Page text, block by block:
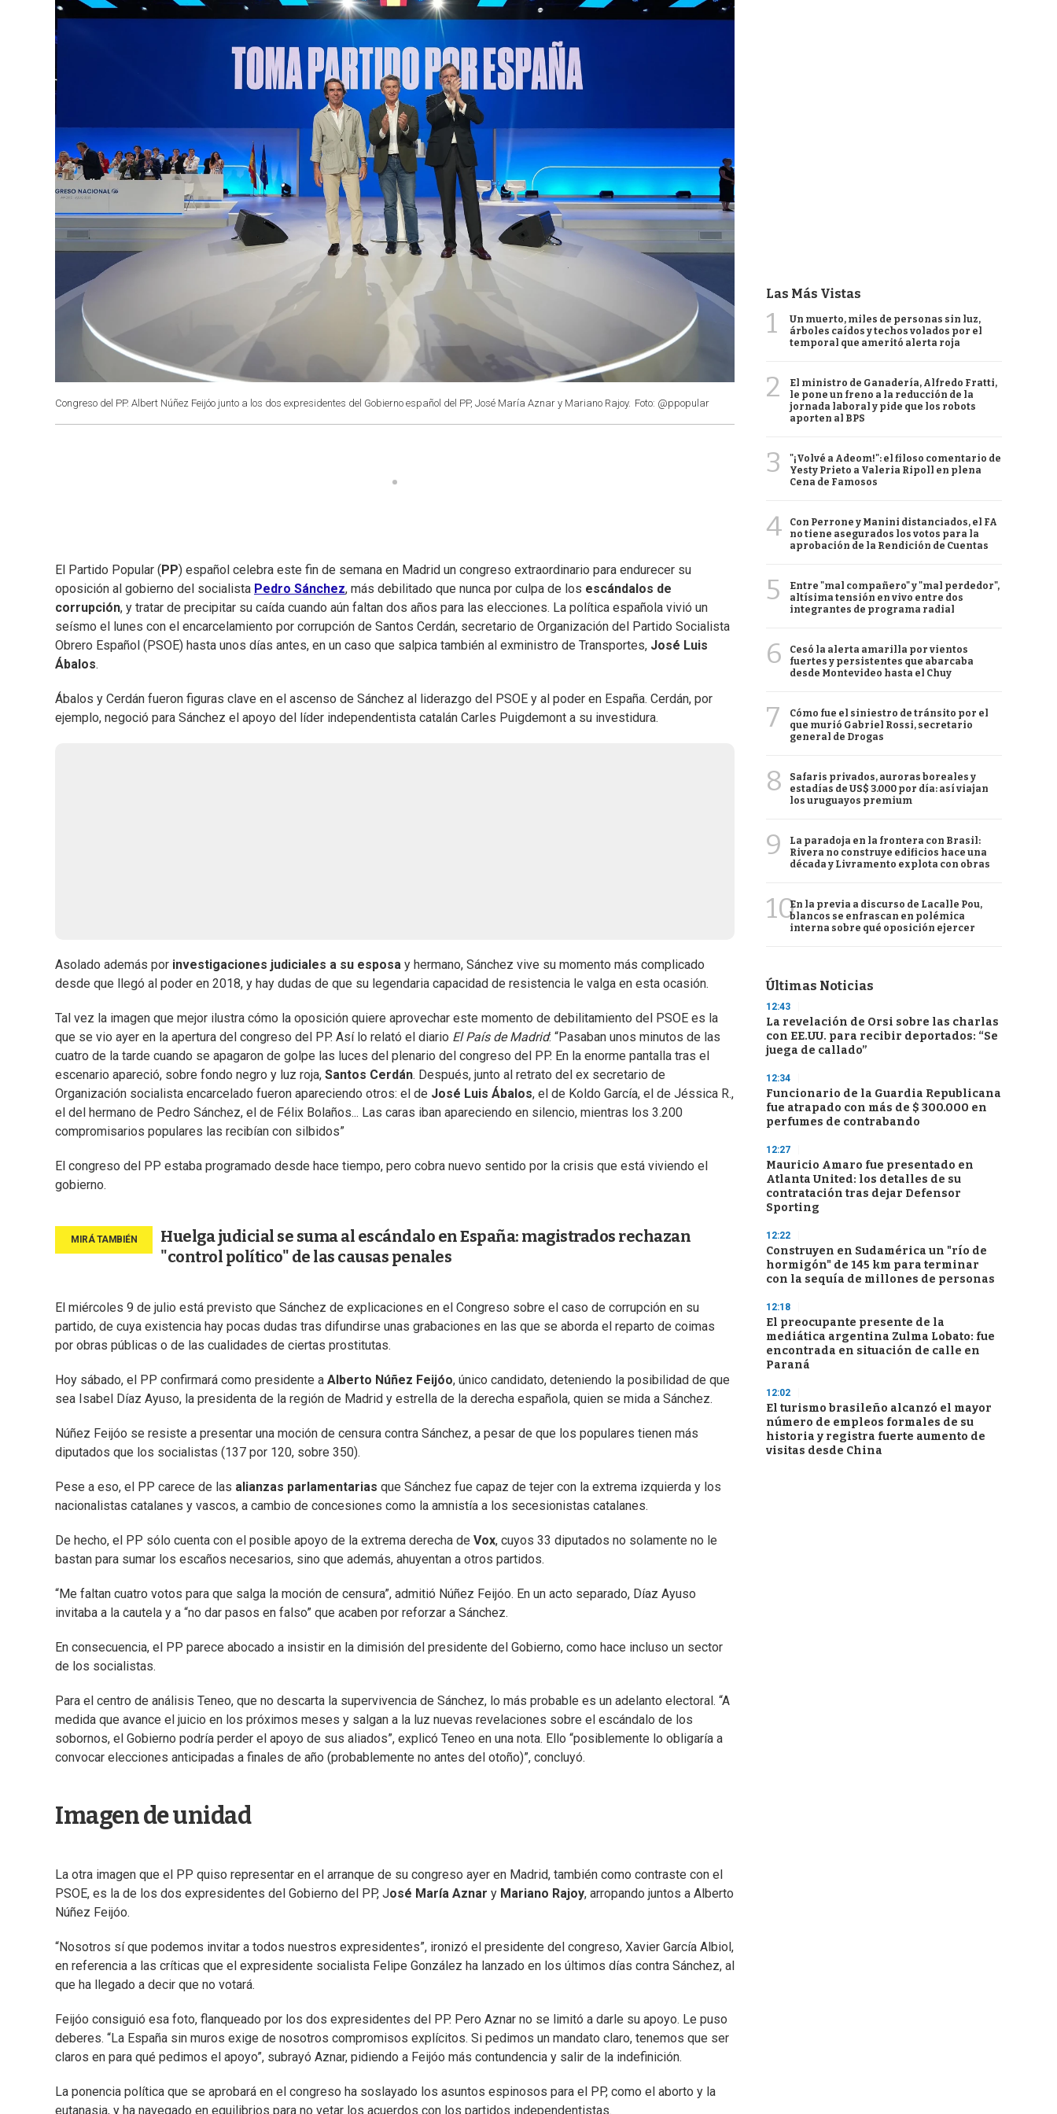
Congreso del PP. Albert Núñez Feijóo junto a los dos expresidentes del Gobierno español del PP, José María Aznar y Mariano Rajoy. Foto: @ppopular
El Partido Popular ( PP) español celebra este fin de semana en Madrid un congreso extraordinario para endurecer su
oposición al gobierno del socialista Pedro Sánchez, más debilitado que nunca por culpa de los escándalos de
corrupción, y tratar de precipitar su caída cuando aún faltan dos años para las elecciones. La política española vivió un
seísmo el lunes con el encarcelamiento por corrupción de Santos Cerdán, secretario de Organización del Partido Socialista
Obrero Español (PSOE) hasta unos días antes, en un caso que salpica también al exministro de Transportes, José Luis
Ábalos.
Ábalos y Cerdán fueron figuras clave en el ascenso de Sánchez al liderazgo del PSOE y al poder en España. Cerdán, por
ejemplo, negoció para Sánchez el apoyo del líder independentista catalán Carles Puigdemont a su investidura.
Asolado además por investigaciones judiciales a su esposa y hermano, Sánchez vive su momento más complicado
desde que llegó al poder en 2018, y hay dudas de que su legendaria capacidad de resistencia le valga en esta ocasión.
Tal vez la imagen que mejor ilustra cómo la oposición quiere aprovechar este momento de debilitamiento del PSOE es la
que se vio ayer en la apertura del congreso del PP. Así lo relató el diario El País de Madrid: “Pasaban unos minutos de las
cuatro de la tarde cuando se apagaron de golpe las luces del plenario del congreso del PP. En la enorme pantalla tras el
escenario apareció, sobre fondo negro y luz roja, Santos Cerdán. Después, junto al retrato del ex secretario de
Organización socialista encarcelado fueron apareciendo otros: el de José Luis Ábalos, el de Koldo García, el de Jéssica R.,
el del hermano de Pedro Sánchez, el de Félix Bolaños... Las caras iban apareciendo en silencio, mientras los 3.200
compromisarios populares las recibían con silbidos”
El congreso del PP estaba programado desde hace tiempo, pero cobra nuevo sentido por la crisis que está viviendo el
gobierno.
Huelga judicial se suma al escándalo en España: magistrados rechazan
"control político" de las causas penales
El miércoles 9 de julio está previsto que Sánchez de explicaciones en el Congreso sobre el caso de corrupción en su
partido, de cuya existencia hay pocas dudas tras difundirse unas grabaciones en las que se aborda el reparto de coimas
por obras públicas o de las cualidades de ciertas prostitutas.
Hoy sábado, el PP confirmará como presidente a Alberto Núñez Feijóo, único candidato, deteniendo la posibilidad de que
sea Isabel Díaz Ayuso, la presidenta de la región de Madrid y estrella de la derecha española, quien se mida a Sánchez.
Núñez Feijóo se resiste a presentar una moción de censura contra Sánchez, a pesar de que los populares tienen más
diputados que los socialistas (137 por 120, sobre 350).
Pese a eso, el PP carece de las alianzas parlamentarias que Sánchez fue capaz de tejer con la extrema izquierda y los
nacionalistas catalanes y vascos, a cambio de concesiones como la amnistía a los secesionistas catalanes.
De hecho, el PP sólo cuenta con el posible apoyo de la extrema derecha de Vox, cuyos 33 diputados no solamente no le
bastan para sumar los escaños necesarios, sino que además, ahuyentan a otros partidos.
“Me faltan cuatro votos para que salga la moción de censura”, admitió Núñez Feijóo. En un acto separado, Díaz Ayuso
invitaba a la cautela y a “no dar pasos en falso” que acaben por reforzar a Sánchez.
En consecuencia, el PP parece abocado a insistir en la dimisión del presidente del Gobierno, como hace incluso un sector
de los socialistas.
Para el centro de análisis Teneo, que no descarta la supervivencia de Sánchez, lo más probable es un adelanto electoral. “A
medida que avance el juicio en los próximos meses y salgan a la luz nuevas revelaciones sobre el escándalo de los
sobornos, el Gobierno podría perder el apoyo de sus aliados”, explicó Teneo en una nota. Ello “posiblemente lo obligaría a
convocar elecciones anticipadas a finales de año (probablemente no antes del otoño)”, concluyó.
Imagen de unidad
La otra imagen que el PP quiso representar en el arranque de su congreso ayer en Madrid, también como contraste con el
PSOE, es la de los dos expresidentes del Gobierno del PP, José María Aznar y Mariano Rajoy, arropando juntos a Alberto
Núñez Feijóo.
“Nosotros sí que podemos invitar a todos nuestros expresidentes”, ironizó el presidente del congreso, Xavier García Albiol,
en referencia a las críticas que el expresidente socialista Felipe González ha lanzado en los últimos días contra Sánchez, al
que ha llegado a decir que no votará.
Feijóo consiguió esa foto, flanqueado por los dos expresidentes del PP. Pero Aznar no se limitó a darle su apoyo. Le puso
deberes. “La España sin muros exige de nosotros compromisos explícitos. Si pedimos un mandato claro, tenemos que ser
claros en para qué pedimos el apoyo”, subrayó Aznar, pidiendo a Feijóo más contundencia y salir de la indefinición.
La ponencia política que se aprobará en el congreso ha soslayado los asuntos espinosos para el PP, como el aborto y la
eutanasia, y ha navegado en equilibrios para no vetar los acuerdos con los partidos independentistas.
Las Más Vistas
1
Un muerto, miles de personas sin luz,
árboles caídos y techos volados por el
temporal que ameritó alerta roja
2
El ministro de Ganadería, Alfredo Fratti,
le pone un freno a la reducción de la
jornada laboral y pide que los robots
aporten al BPS
3
"¡Volvé a Adeom!": el filoso comentario de
Yesty Prieto a Valeria Ripoll en plena
Cena de Famosos
4
Con Perrone y Manini distanciados, el FA
no tiene asegurados los votos para la
aprobación de la Rendición de Cuentas
5
Entre "mal compañero" y "mal perdedor",
altísima tensión en vivo entre dos
integrantes de programa radial
6
Cesó la alerta amarilla por vientos
fuertes y persistentes que abarcaba
desde Montevideo hasta el Chuy
7
Cómo fue el siniestro de tránsito por el
que murió Gabriel Rossi, secretario
general de Drogas
8
Safaris privados, auroras boreales y
estadías de US$ 3.000 por día: así viajan
los uruguayos premium
9
La paradoja en la frontera con Brasil:
Rivera no construye edificios hace una
década y Livramento explota con obras
10En la previa a discurso de Lacalle Pou,
blancos se enfrascan en polémica
interna sobre qué oposición ejercer
Últimas Noticias
12:43
La revelación de Orsi sobre las charlas
con EE.UU. para recibir deportados: “Se
juega de callado”
12:34
Funcionario de la Guardia Republicana
fue atrapado con más de $ 300.000 en
perfumes de contrabando
12:27
Mauricio Amaro fue presentado en
Atlanta United: los detalles de su
contratación tras dejar Defensor
Sporting
12:22
Construyen en Sudamérica un "río de
hormigón" de 145 km para terminar
con la sequía de millones de personas
12:18
El preocupante presente de la
mediática argentina Zulma Lobato: fue
encontrada en situación de calle en
Paraná
12:02
El turismo brasileño alcanzó el mayor
número de empleos formales de su
historia y registra fuerte aumento de
visitas desde China